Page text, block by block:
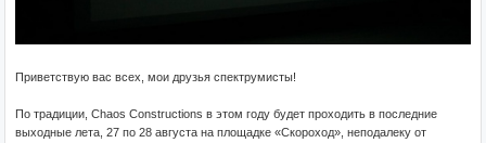
Приветствую вас всех, мои друзья спектрумисты!
По традиции, Chaos Constructions в этом году будет проходить в последние
выходные лета, 27 по 28 августа на площадке «Скороход», неподалеку от